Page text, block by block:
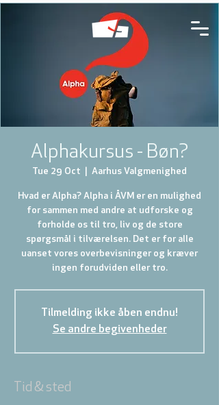
Alphakursus - Bøn?
Tue 29 Oct Aarhus Valgmenighed
Hvad er Alpha? Alpha i ÅVM er en mulighed
for sammen med andre at udforske og
forholde os til tro, liv og de store
spørgsmål i tilværelsen. Det er for alle
uanset vores overbevisninger og kræver
ingen forudviden eller tro.
Tilmelding ikke åben endnu!
Se andre begivenheder
Tid & sted